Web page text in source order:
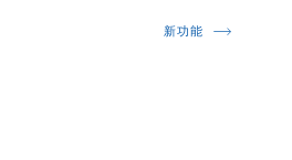
新功能